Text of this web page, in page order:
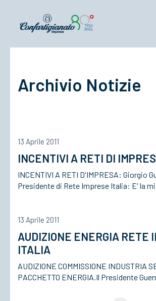
Confartigianato
Cosa Facciamo
Associarsi
ACCEDI
Archivio Notizie
13 Aprile 2011
INCENTIVI A RETI DI
INCENTIVI A RETI D'IMPRESA: Giorgio
Presidente di Rete Imprese Italia: E' la
13 Aprile 2011
AUDIZIONE ENERGIA RETE
ITALIA
AUDIZIONE COMMISSIONE INDUSTRIA
PACCHETTO ENERGIA.Il Presidente